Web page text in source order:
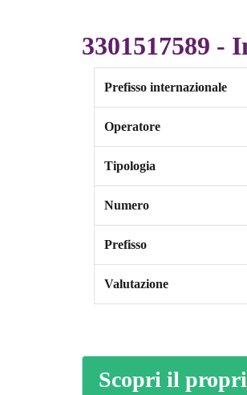
3301517589 -
Prefisso internazionale
Operatore
Tipologia
Numero
Prefisso
Valutazione
Scopri il